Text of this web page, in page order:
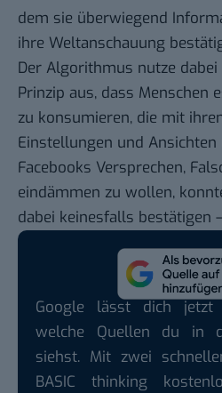
dem sie überwiegend
ihre Weltanschauung
Der Algorithmus nutze
Prinzip aus, dass Menschen
zu konsumieren, die mit
Einstellungen und
Facebooks Versprechen,
eindämmen zu wollen,
dabei keinesfalls bestätigen
Google lässt dich jetzt
welche Quellen du in
siehst. Mit zwei
BASIC thinking